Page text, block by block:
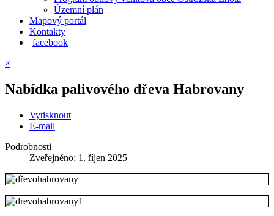
Územní plán
Mapový portál
Kontakty
facebook
×
Nabídka palivového dřeva Habrovany
Vytisknout
E-mail
Podrobnosti
Zveřejněno: 1. říjen 2025